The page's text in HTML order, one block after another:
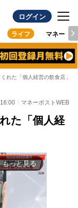
ログイン
ライフ マネー
れた「個人経営の飲食店」で
マネーポストWEB
た「個人経
もっと見る